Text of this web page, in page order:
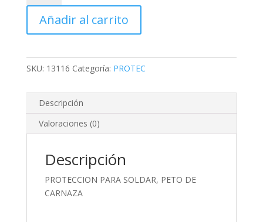
SOLDAR,
PETO
DE
cantidad
Añadir al carrito
SKU: 13116 Categoría: PROTEC
Descripción
Valoraciones (0)
Descripción
PROTECCION PARA SOLDAR, PETO DE
CARNAZA